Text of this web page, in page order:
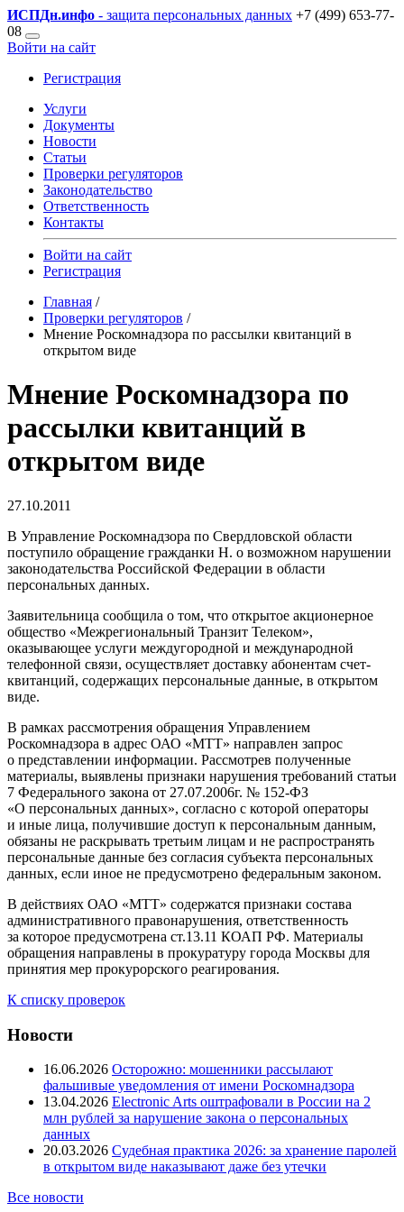
ИСПДн.инфо - защита персональных данных +7 (499) 653-77-
08
Войти на сайт
Регистрация
Услуги
Документы
Новости
Статьи
Проверки регуляторов
Законодательство
Ответственность
Контакты
Войти на сайт
Регистрация
Главная /
Проверки регуляторов /
Мнение Роскомнадзора по рассылки квитанций в
открытом виде
Мнение Роскомнадзора по
рассылки квитанций в
открытом виде
27.10.2011
В Управление Роскомнадзора по Свердловской области
поступило обращение гражданки Н. о возможном нарушении
законодательства Российской Федерации в области
персональных данных.
Заявительница сообщила о том, что открытое акционерное
общество «Межрегиональный Транзит Телеком»,
оказывающее услуги междугородной и международной
телефонной связи, осуществляет доставку абонентам счет-
квитанций, содержащих персональные данные, в открытом
виде.
В рамках рассмотрения обращения Управлением
Роскомнадзора в адрес ОАО «МТТ» направлен запрос
о представлении информации. Рассмотрев полученные
материалы, выявлены признаки нарушения требований статьи
7 Федерального закона от 27.07.2006г. № 152-ФЗ
«О персональных данных», согласно с которой операторы
и иные лица, получившие доступ к персональным данным,
обязаны не раскрывать третьим лицам и не распространять
персональные данные без согласия субъекта персональных
данных, если иное не предусмотрено федеральным законом.
В действиях ОАО «МТТ» содержатся признаки состава
административного правонарушения, ответственность
за которое предусмотрена ст.13.11 КОАП РФ. Материалы
обращения направлены в прокуратуру города Москвы для
принятия мер прокурорского реагирования.
К списку проверок
Новости
16.06.2026 Осторожно: мошенники рассылают
фальшивые уведомления от имени Роскомнадзора
13.04.2026 Electronic Arts оштрафовали в России на 2
млн рублей за нарушение закона о персональных
данных
20.03.2026 Судебная практика 2026: за хранение паролей
в открытом виде наказывают даже без утечки
Все новости